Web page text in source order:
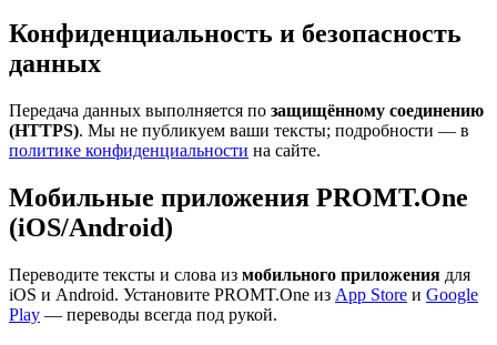
Конфиденциальность и безопасность
данных
Передача данных выполняется по защищённому соединению
(HTTPS). Мы не публикуем ваши тексты; подробности — в
политике конфиденциальности на сайте.
Мобильные приложения PROMT.One
(iOS/Android)
Переводите тексты и слова из мобильного приложения для
iOS и Android. Установите PROMT.One из App Store и Google
Play — переводы всегда под рукой.